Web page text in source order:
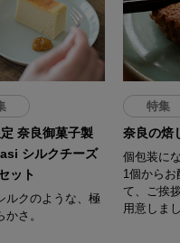
奈良御菓子製
シルクチーズ
ット
ルクのような、極
かさ。
特集
奈良の焙
個包装に
1個から
て、ご挨
用意しま